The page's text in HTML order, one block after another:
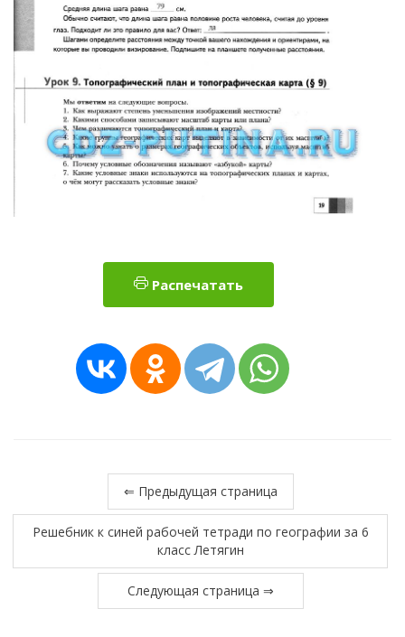
Распечатать
⇐ Предыдущая страница
Решебник к синей рабочей тетради по географии за 6
класс Летягин
Следующая страница ⇒